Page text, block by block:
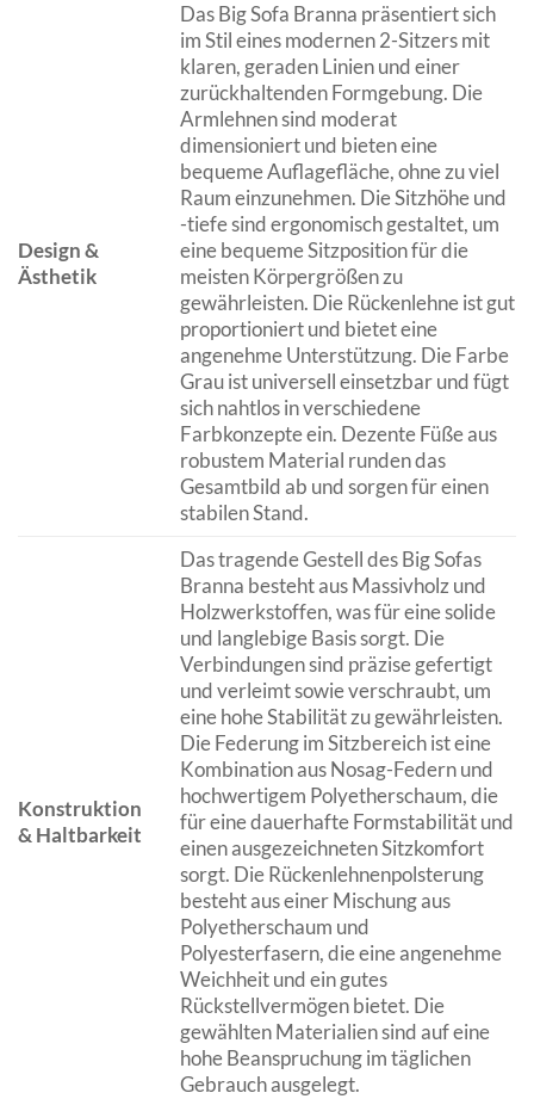
Design &
Ästhetik
Das Big Sofa Branna präsentiert sich
im Stil eines modernen 2-Sitzers mit
klaren, geraden Linien und einer
zurückhaltenden Formgebung. Die
Armlehnen sind moderat
dimensioniert und bieten eine
bequeme Auflagefläche, ohne zu viel
Raum einzunehmen. Die Sitzhöhe und
-tiefe sind ergonomisch gestaltet, um
eine bequeme Sitzposition für die
meisten Körpergrößen zu
gewährleisten. Die Rückenlehne ist gut
proportioniert und bietet eine
angenehme Unterstützung. Die Farbe
Grau ist universell einsetzbar und fügt
sich nahtlos in verschiedene
Farbkonzepte ein. Dezente Füße aus
robustem Material runden das
Gesamtbild ab und sorgen für einen
stabilen Stand.
Konstruktion
& Haltbarkeit
Das tragende Gestell des Big Sofas
Branna besteht aus Massivholz und
Holzwerkstoffen, was für eine solide
und langlebige Basis sorgt. Die
Verbindungen sind präzise gefertigt
und verleimt sowie verschraubt, um
eine hohe Stabilität zu gewährleisten.
Die Federung im Sitzbereich ist eine
Kombination aus Nosag-Federn und
hochwertigem Polyetherschaum, die
für eine dauerhafte Formstabilität und
einen ausgezeichneten Sitzkomfort
sorgt. Die Rückenlehnenpolsterung
besteht aus einer Mischung aus
Polyetherschaum und
Polyesterfasern, die eine angenehme
Weichheit und ein gutes
Rückstellvermögen bietet. Die
gewählten Materialien sind auf eine
hohe Beanspruchung im täglichen
Gebrauch ausgelegt.